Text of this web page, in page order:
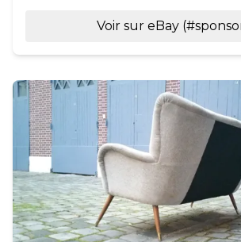
Voir sur eBay